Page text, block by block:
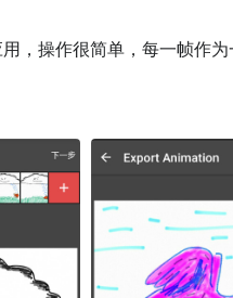
，操作很简单，每一帧作为